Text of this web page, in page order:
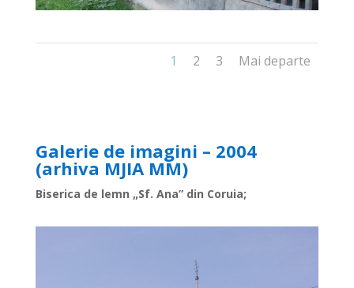
1 2 3 Mai departe
Galerie de imagini – 2004
(arhiva MJIA MM)
Biserica de lemn „Sf. Ana” din Coruia;